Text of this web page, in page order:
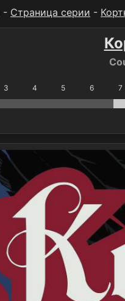
- Страница серии -
3 4 5 6 7